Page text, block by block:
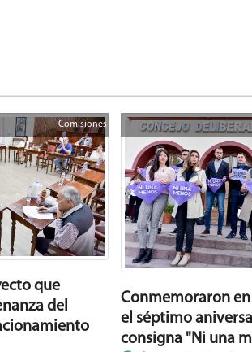
Comisiones
que
del
Conmemoraron
el séptimo
consigna "Ni una